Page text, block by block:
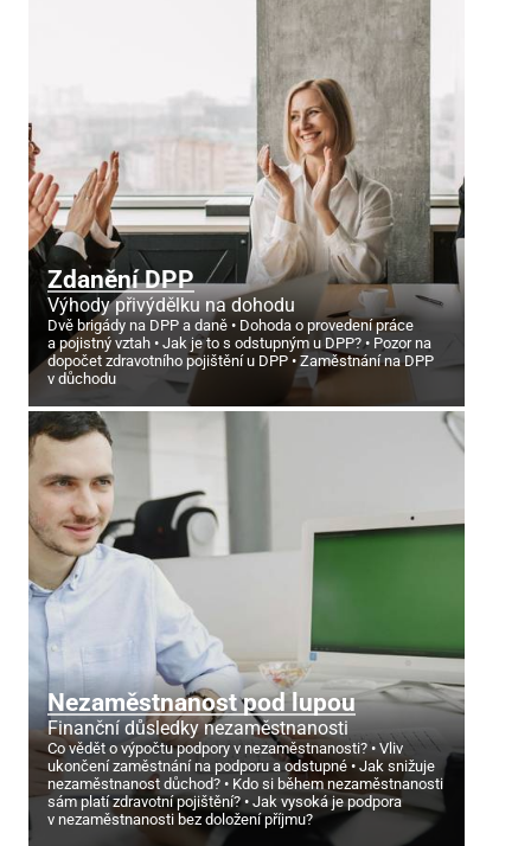
Zdanění DPP
Výhody přivýdělku na dohodu
Dvě brigády na DPP a daně
Dohoda o provedení práce
a pojistný vztah
Jak je to s odstupným u DPP?
Pozor na
dopočet zdravotního pojištění u DPP
Zaměstnání na DPP
v důchodu
Nezaměstnanost pod lupou
Finanční důsledky nezaměstnanosti
Co vědět o výpočtu podpory v nezaměstnanosti?
Vliv
ukončení zaměstnání na podporu a odstupné
Jak snižuje
nezaměstnanost důchod?
Kdo si během nezaměstnanosti
sám platí zdravotní pojištění?
Jak vysoká je podpora
v nezaměstnanosti bez doložení příjmu?